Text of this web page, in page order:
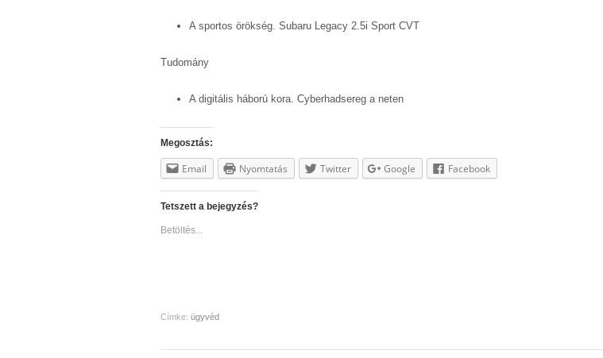
A sportos örökség. Subaru Legacy 2.5i Sport CVT
Tudomány
A digitális háború kora. Cyberhadsereg a neten
Megosztás:
Email Nyomtatás Twitter Google Facebook
Tetszett a bejegyzés?
Betöltés...
Címke: ügyvéd